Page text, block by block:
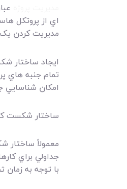
اي از پروتکل
مديريت کردن يک
ايجاد ساختار
تمام جنبه هاي
امکان شناسايي
ساختار شکست
معمولاً ساختار
جداولي براي
با توجه به